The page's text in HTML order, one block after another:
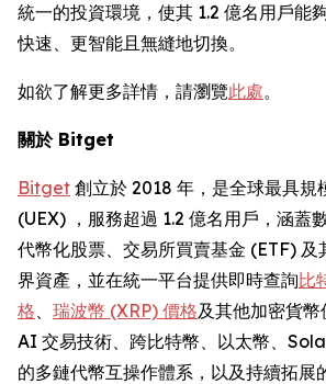
統一的投資環境，使其 1.2 億名用戶能
快速、更智能且無縫地切換。
如欲了解更多詳情，請瀏覽此處。
關於 Bitget
Bitget 創立於 2018 年，是全球最具規
(UEX) ，服務超過 1.2 億名用戶，涵蓋
代幣化股票、交易所買賣基金 (ETF) 及
界資產，並在統一平台提供即時查詢比
格、 瑞波幣 (XRP) 價格及其他加密貨
AI 交易技術、跨比特幣、以太幣、
的多鏈代幣互操作體系，以及持續拓展